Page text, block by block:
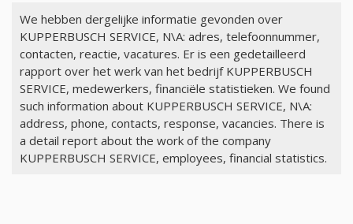
We hebben dergelijke informatie gevonden over
KUPPERBUSCH SERVICE, N\A: adres, telefoonnummer,
contacten, reactie, vacatures. Er is een gedetailleerd
rapport over het werk van het bedrijf KUPPERBUSCH
SERVICE, medewerkers, financiële statistieken. We found
such information about KUPPERBUSCH SERVICE, N\A:
address, phone, contacts, response, vacancies. There is
a detail report about the work of the company
KUPPERBUSCH SERVICE, employees, financial statistics.